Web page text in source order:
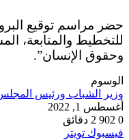
حضر مراسم توقيع
للتخطيط والمتابعة،
وحقوق الإنسان”.
الوسوم
وزير الشباب ورئيس
أغسطس 1, 2022
0
2 دقائق
فيسبوك تويتر